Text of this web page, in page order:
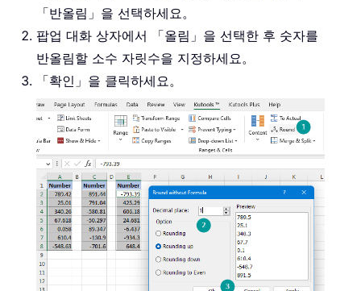
「반올림」을 선택하세요。
팝업 대화 상자에서 「올림」을 선택한 후 숫자를
반올림할 소수 자릿수을 지정하세요。
「확인」을 클릭하세요。